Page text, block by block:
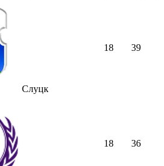
Слуцк
18 39
18 36